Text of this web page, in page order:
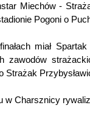
Miechów -
Pogoni o
miał
zawodów
Strażak
w Charsznicy